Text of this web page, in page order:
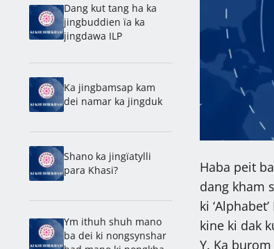
Haba peit
dang kham
ki
kine ki dak
Y. Ka
Dang kut tang ha ka
jingbuddien ïa ka
jingdawa ILP
Ka jingbamsap kam
dei namar ka jingduk
Shano ka jingïatylli
para Khasi?
Ym ithuh shuh mano
ba dei ki nongsynshar